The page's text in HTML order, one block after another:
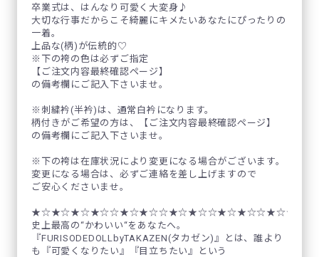
卒業式は、はんなり可愛く大変身♪
大切な行事だからこそ綺麗にキメたいあなたにぴったりの
一着。
上品な(柄)が伝統的♡
※下の袴の色は必ずご指定
【ご注文内容最終確認ページ】
の備考欄にご記入下さいませ。
※刺繍衿(半衿)は、通常白衿になります。
柄付きがご希望の方は、【ご注文内容最終確認ページ】
の備考欄にご記入下さいませ。
※下の袴は在庫状況により変更になる場合がございます。
変更になる場合は、必ずご連絡を差し上げますので
ご安心くださいませ。
史上最高の“かわいい“をあなたへ。
『FURISODEDOLLbyTAKAZEN(タカゼン)』とは、誰より
も『可愛くなりたい』『目立ちたい』という